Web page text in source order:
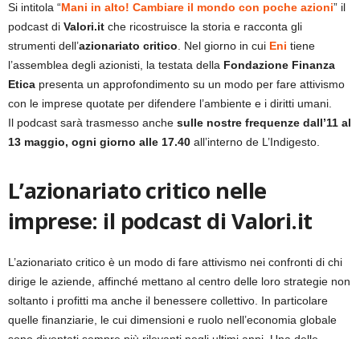
Si intitola “Mani in alto! Cambiare il mondo con poche azioni” il
podcast di Valori.it che ricostruisce la storia e racconta gli
strumenti dell’azionariato critico. Nel giorno in cui Eni tiene
l’assemblea degli azionisti, la testata della Fondazione Finanza
Etica presenta un approfondimento su un modo per fare attivismo
con le imprese quotate per difendere l’ambiente e i diritti umani.
Il podcast sarà trasmesso anche sulle nostre frequenze dall’11 al
13 maggio, ogni giorno alle 17.40 all’interno de L’Indigesto.
L’azionariato critico nelle
imprese: il podcast di Valori.it
L’azionariato critico è un modo di fare attivismo nei confronti di chi
dirige le aziende, affinché mettano al centro delle loro strategie non
soltanto i profitti ma anche il benessere collettivo. In particolare
quelle finanziarie, le cui dimensioni e ruolo nell’economia globale